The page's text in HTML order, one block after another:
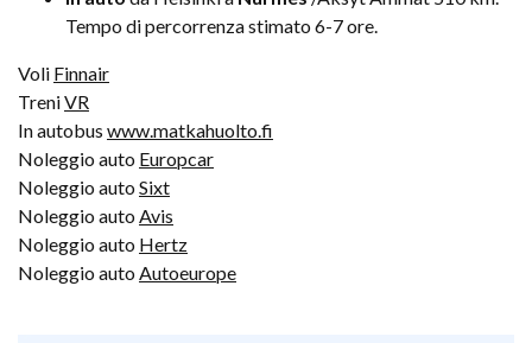
Tempo di percorrenza stimato 6-7 ore.
Voli Finnair
TreniVR
In autobus www.matkahuolto.fi
Noleggio auto Europcar
Noleggio auto Sixt
Noleggio auto Avis
Noleggio auto Hertz
Noleggio auto Autoeurope